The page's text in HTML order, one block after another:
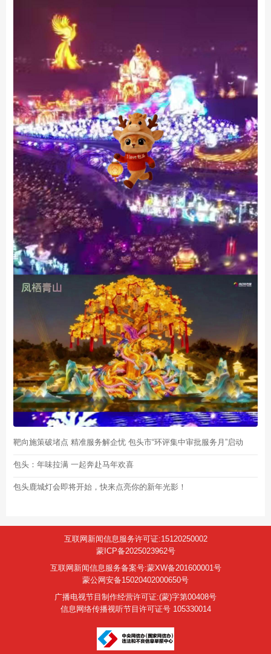
靶向施策破堵点 精准服务解企忧 包头市“环评集中审批服务月”启动
包头：年味拉满 一起奔赴马年欢喜
包头鹿城灯会即将开始，快来点亮你的新年光影！
互联网新闻信息服务许可证:15120250002
蒙ICP备2025023962号
互联网新闻信息服务备案号:蒙XW备201600001号
蒙公网安备15020402000650号
广播电视节目制作经营许可证:(蒙)字第00408号
信息网络传播视听节目许可证号 105330014